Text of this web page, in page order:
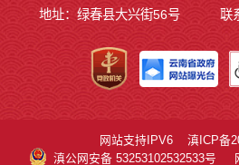
地址：绿春县大兴街56号 联
网站支持IPV6
滇ICP备
滇公网安备 53253102532533号